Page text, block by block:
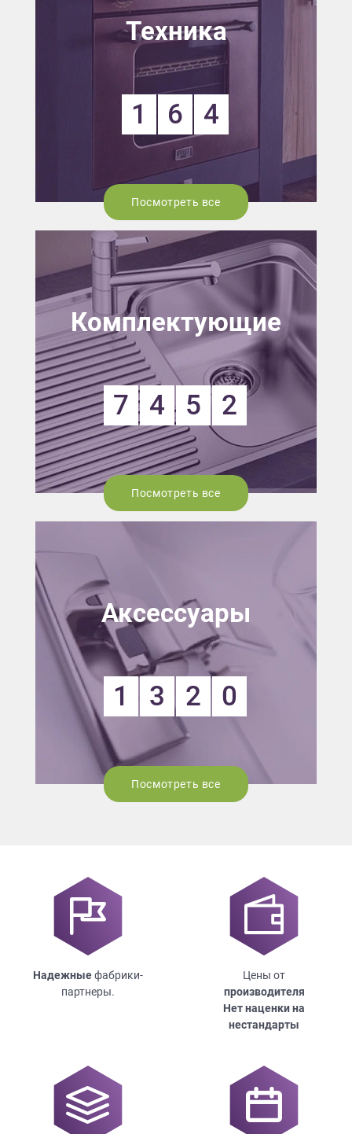
Техника
1 6 4
Посмотреть все
Комплектующие
7 4 5 2
Посмотреть все
Аксессуары
1 3 2 0
Посмотреть все
Надежныефабрики-
партнеры.
Цены от
производителя
Нет наценки на
нестандарты